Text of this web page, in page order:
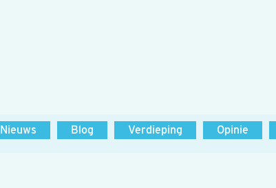
Nieuws Blog Verdieping Opinie